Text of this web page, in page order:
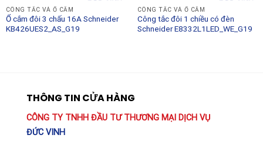
CÔNG TẮC VÀ Ổ CẮM
Ổ cắm đôi 3 chấu 16A Schneider
KB426UES2_AS_G19
CÔNG TẮC VÀ Ổ CẮM
Công tắc đôi 1 chiều có đèn
Schneider E8332L1LED_WE_G19
THÔNG TIN CỬA HÀNG
CÔNG TY TNHH ĐẦU TƯ THƯƠNG MẠI DỊCH VỤ
ĐỨC VINH